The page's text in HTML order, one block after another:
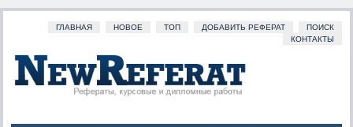
ГЛАВНАЯ НОВОЕ ТОП ДОБАВИТЬ РЕФЕРАТ
ПОИСК
КОНТАКТЫ